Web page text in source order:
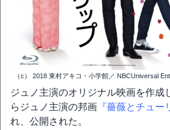
（c） 2018 東村アキコ・小学館／ NBCUniversal
ジュノ主演のオリジナル映画を作成
らジュノ主演の邦画 『薔薇とチュー
れ、公開された。